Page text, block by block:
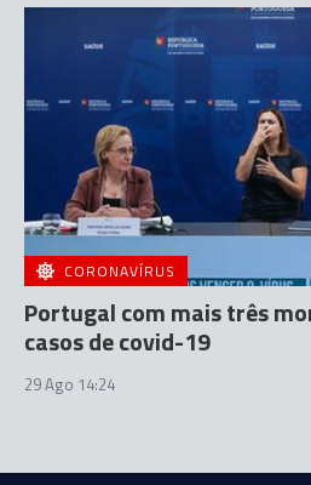
CORONAVÍRUS
Portugal com mais três
casos de covid-19
29 Ago 14:24